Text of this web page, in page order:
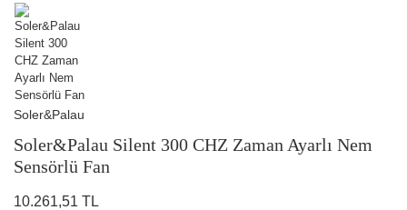
Soler&Palau
Soler&Palau Silent 300 CHZ Zaman Ayarlı Nem
Sensörlü Fan
10.261,51 TL